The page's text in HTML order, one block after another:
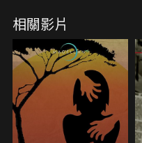
相關影片